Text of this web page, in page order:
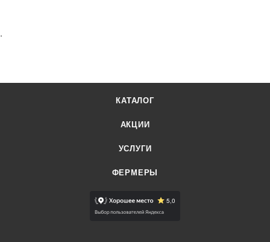
.
КАТАЛОГ
АКЦИИ
УСЛУГИ
ФЕРМЕРЫ